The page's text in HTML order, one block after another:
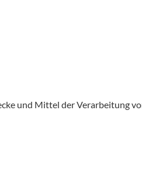
und Mittel der Verarbeitung